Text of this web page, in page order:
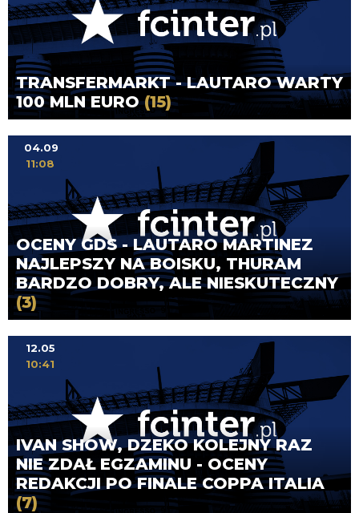
TRANSFERMARKT - LAUTARO WARTY
100 MLN EURO(15)
OCENY GDS - LAUTARO MARTINEZ
NAJLEPSZY NA BOISKU, THURAM
BARDZO DOBRY, ALE NIESKUTECZNY
(3)
04.09
11:08
IVAN SHOW, DZEKO KOLEJNY RAZ
NIE ZDAŁ EGZAMINU - OCENY
REDAKCJI PO FINALE COPPA ITALIA
(7)
12.05
10:41